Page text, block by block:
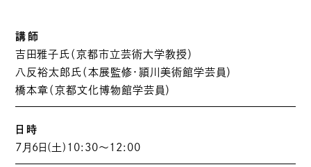
講師
吉田雅子氏（京都市立芸術大学教授）
⼋反裕太郎⽒（本展監修・頴川美術館学芸員）
橋本章（京都文化博物館学芸員）
日時
7月6日(土)10:30〜12:00